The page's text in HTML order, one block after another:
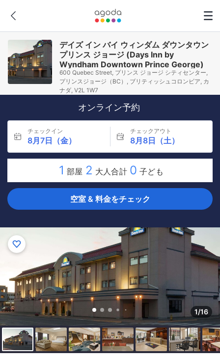
デイズ イン バイ ウィンダム ダウンタウン
プリンス ジョージ (Days Inn by
Wyndham Downtown Prince George)
600 Quebec Street, プリンス ジョージ シティセンター,
プリンスジョージ（BC）, ブリティッシュコロンビア, カ
ナダ, V2L 1W7
オンライン予約
チェックイン
8月7日（金）
チェックアウト
8月8日（土）
1 部屋 2 大人合計 0 子ども
空室 & 料金をチェック
1/16